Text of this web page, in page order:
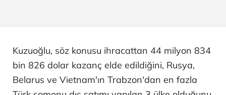
Kuzuoğlu, söz konusu ihracattan 44 milyon 834
bin 826 dolar kazanç elde edildiğini, Rusya,
Belarus ve Vietnam'ın Trabzon'dan en fazla